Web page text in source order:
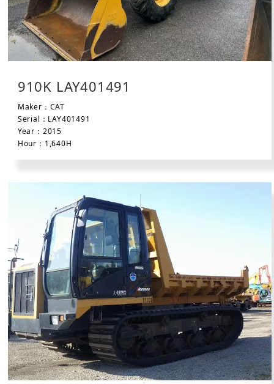
910K LAY401491
Maker：CAT
Serial：LAY401491
Year：2015
Hour：1,640H